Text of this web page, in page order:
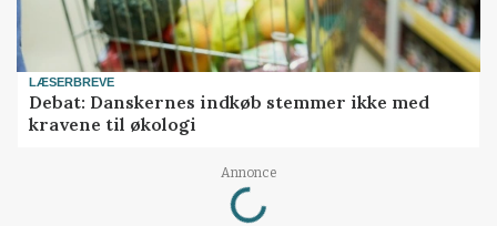
LÆSERBREVE
Debat: Danskernes indkøb stemmer ikke med
kravene til økologi
Annonce
Loading...